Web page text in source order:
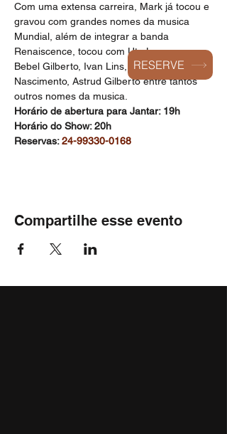
Com uma extensa carreira, Mark já tocou e
gravou com grandes nomes da musica
Mundial, além de integrar a banda
Renaiscence, tocou com Ute Lemper,
Bebel Gilberto, Ivan Lins, Milton
Nascimento, Astrud Gilberto entre tantos
outros nomes da musica.
Horário de abertura para Jantar: 19h
Horário do Show: 20h
Reservas: 24-99330-0168
Compartilhe esse evento
RESERVE